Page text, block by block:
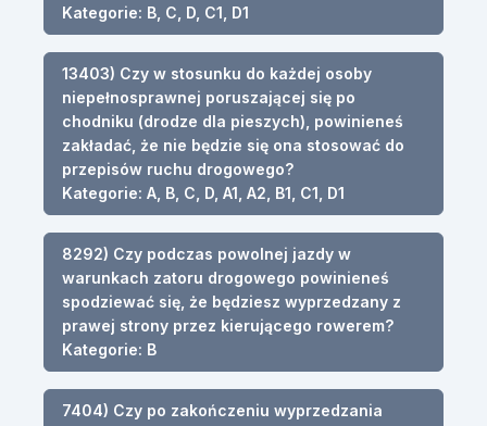
Kategorie: B, C, D, C1, D1
13403) Czy w stosunku do każdej osoby
niepełnosprawnej poruszającej się po
chodniku (drodze dla pieszych), powinieneś
zakładać, że nie będzie się ona stosować do
przepisów ruchu drogowego?
Kategorie: A, B, C, D, A1, A2, B1, C1, D1
8292) Czy podczas powolnej jazdy w
warunkach zatoru drogowego powinieneś
spodziewać się, że będziesz wyprzedzany z
prawej strony przez kierującego rowerem?
Kategorie: B
7404) Czy po zakończeniu wyprzedzania